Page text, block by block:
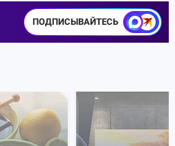
ПОДПИСЫВАЙТЕСЬ